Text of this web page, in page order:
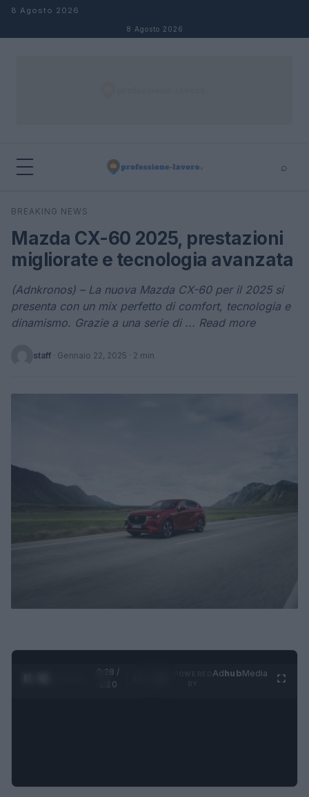
Salta al contenuto
8 Agosto 2026
8 Agosto 2026
⌕
Cerca
BREAKING NEWS
Mazda CX-60 2025, prestazioni
migliorate e tecnologia avanzata
(Adnkronos) – La nuova Mazda CX-60 per il 2025 si
presenta con un mix perfetto di comfort, tecnologia e
dinamismo. Grazie a una serie di ... Read more
staff · Gennaio 22, 2025 · 2 min
0:28 /
1:20
AdhubMedia